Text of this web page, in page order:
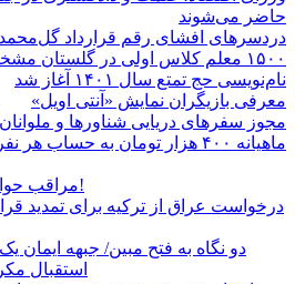
حاضر می‌شوند
دردسرهای افشای رقم قرارداد
۱۵۰۰ معلم کلاس اولی در گلستان مشخص شدند
نام‌نویسی حج تمتع سال ۱۴۰۱ آغاز شد
معرفی بازیگران نمایش «آنتی اویل»
مجوز سفرهای دریایی شناورها و
ماهیانه ۴۰۰ هزار تومان به حساب هر نفر واریز می‌شود
مراقب حواشی «سلول درمانی» باشید!
درخواست عراق از ترکیه برای تمدید
دو نگاه به فتح مبین/ جبهه ایمان
استقبال